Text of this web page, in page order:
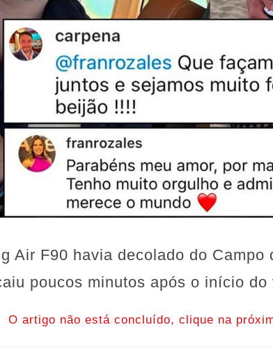
Air F90 havia decolado do
poucos minutos após o início do
O artigo não está concluído, clique na